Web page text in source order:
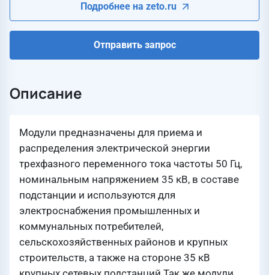
Подробнее на zeto.ru
Отправить запрос
Описание
Модули предназначены для приема и
распределения электрической энергии
трехфазного переменного тока частоты 50 Гц,
номинальным напряжением 35 кВ, в составе
подстанции и используются для
электроснабжения промышленных и
коммунальных потребителей,
сельскохозяйственных районов и крупных
строительств, а также на стороне 35 кВ